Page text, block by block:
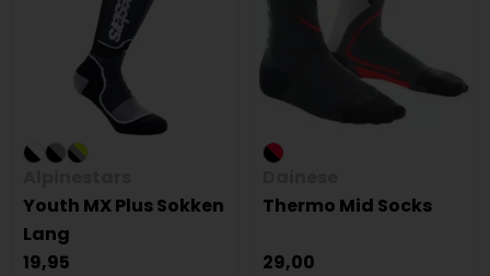
Youth MX Plus Sokken
Lang
19,95
Thermo Mid Socks
29,00